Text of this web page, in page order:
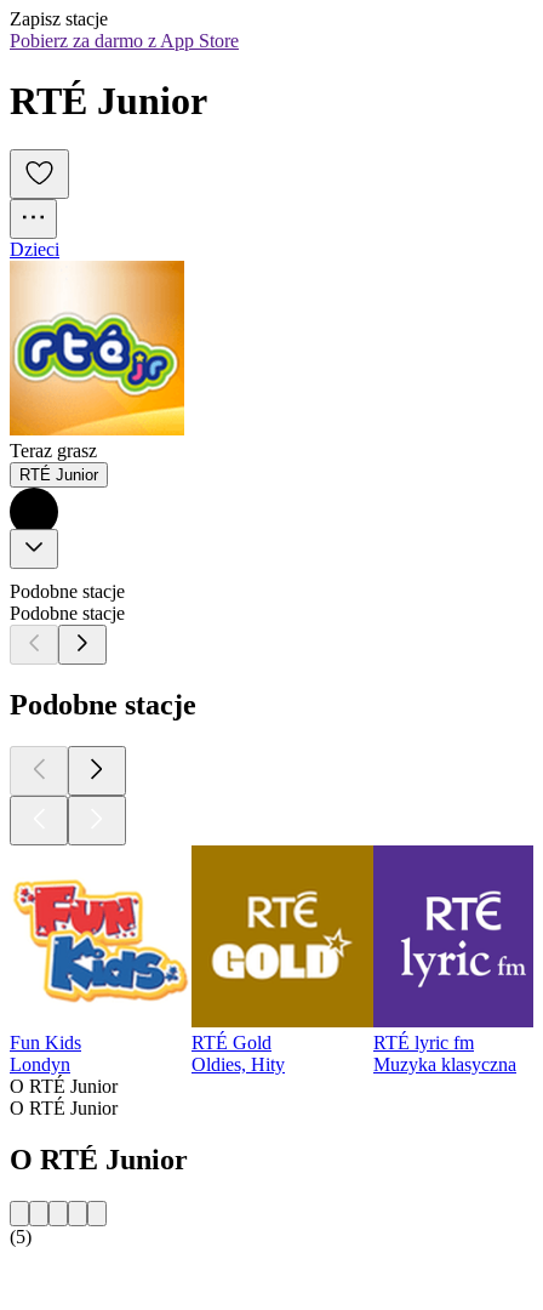
Zapisz stacje
Pobierz za darmo z App Store
RTÉ Junior
Dzieci
Teraz grasz
RTÉ Junior
Podobne stacje
Podobne stacje
Podobne stacje
Fun Kids
Londyn
RTÉ Gold
Oldies, Hity
RTÉ lyric fm
Muzyka klasyczna
O RTÉ Junior
O RTÉ Junior
O RTÉ Junior
(5)